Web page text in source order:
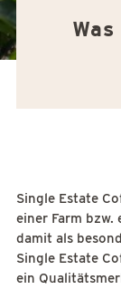
Single Estate
einer Farm bzw.
damit als
Single Estate
ein